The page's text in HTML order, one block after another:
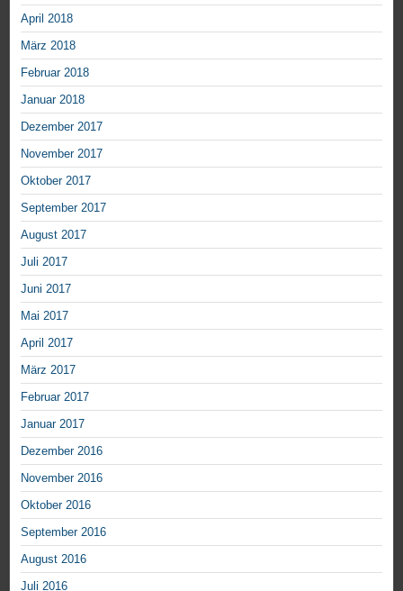
April 2018
März 2018
Februar 2018
Januar 2018
Dezember 2017
November 2017
Oktober 2017
September 2017
August 2017
Juli 2017
Juni 2017
Mai 2017
April 2017
März 2017
Februar 2017
Januar 2017
Dezember 2016
November 2016
Oktober 2016
September 2016
August 2016
Juli 2016